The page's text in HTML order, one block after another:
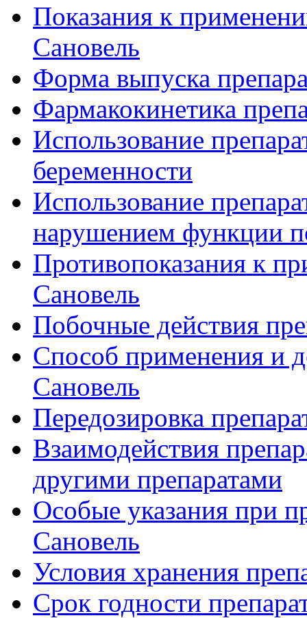
Показания к
Сановель
Форма выпуска
Фармакокинетика
Использование
беременности
Использование
нарушением функции
Противопоказания к
Сановель
Побочные действия
Способ применения и
Сановель
Передозировка
Взаимодействия
другими препаратами
Особые указания при
Сановель
Условия хранения
Срок годности